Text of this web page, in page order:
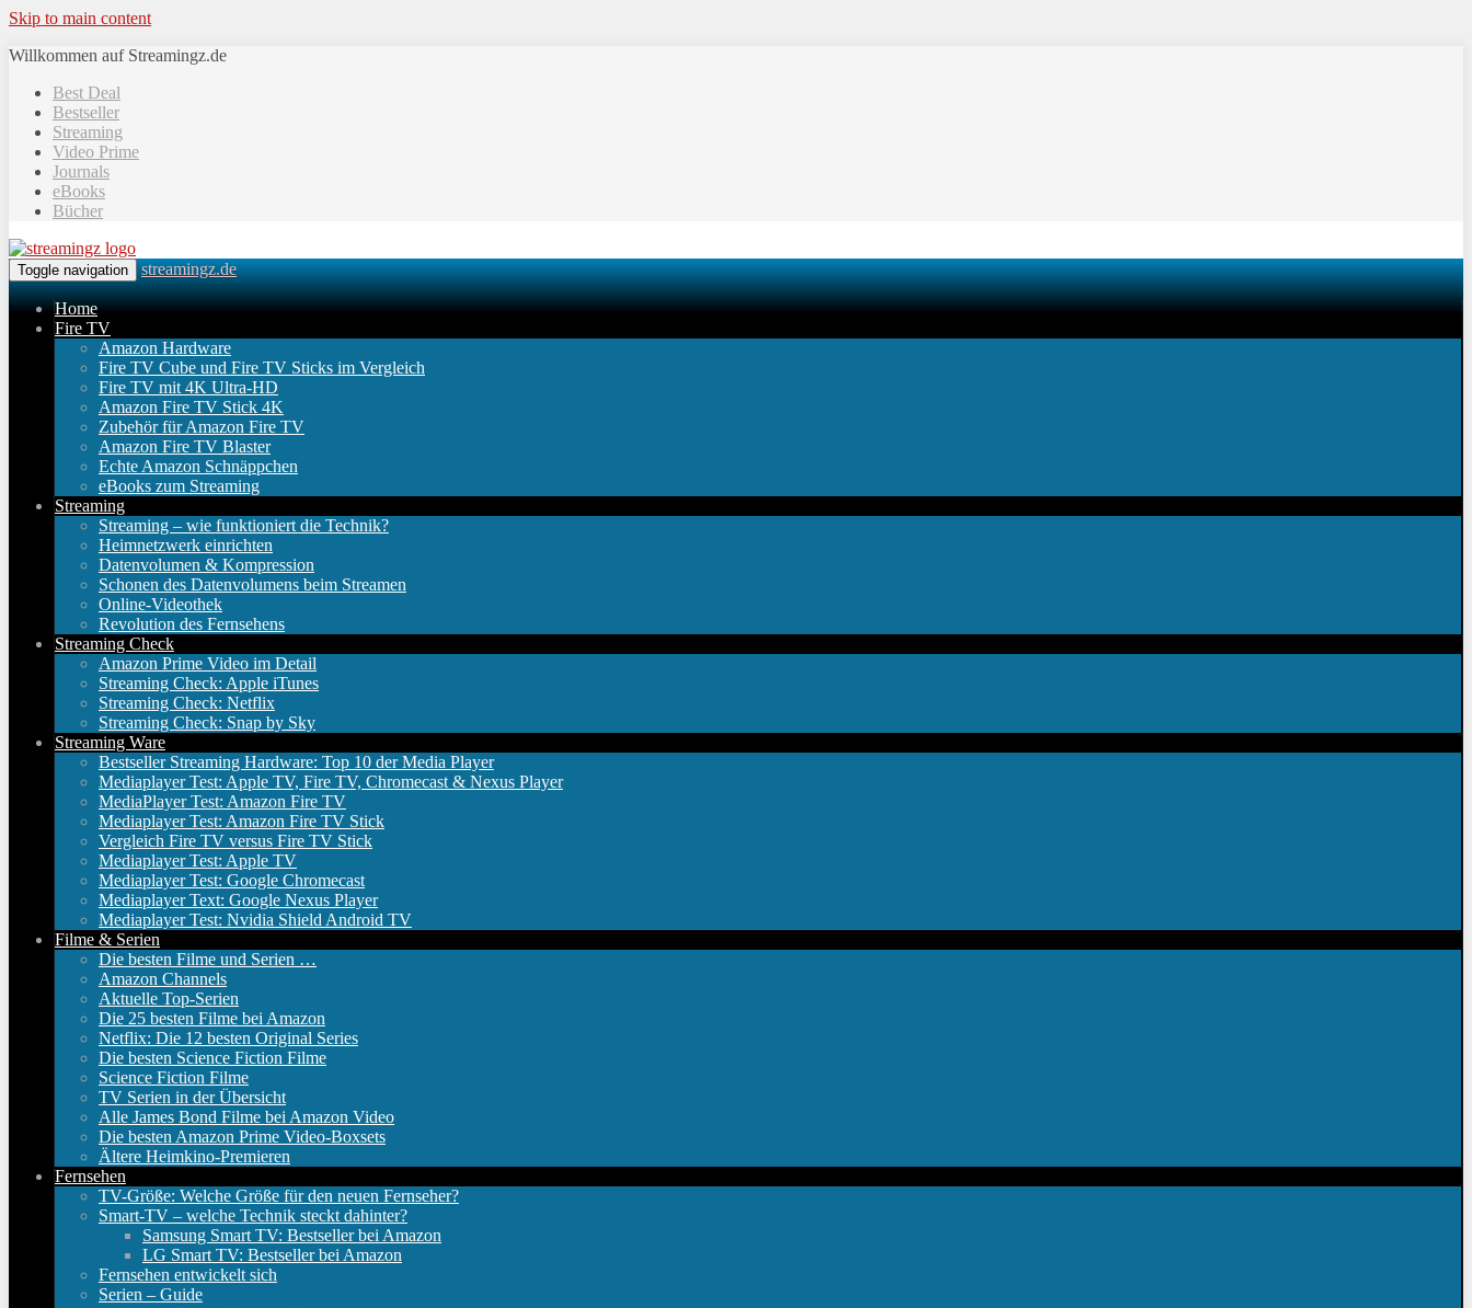
Skip to main content
Willkommen auf Streamingz.de
Best Deal
Bestseller
Streaming
Video Prime
Journals
eBooks
Bücher
Toggle navigation streamingz.de
Home
Fire TV
Amazon Hardware
Fire TV Cube und Fire TV Sticks im Vergleich
Fire TV mit 4K Ultra-HD
Amazon Fire TV Stick 4K
Zubehör für Amazon Fire TV
Amazon Fire TV Blaster
Echte Amazon Schnäppchen
eBooks zum Streaming
Streaming
Streaming – wie funktioniert die Technik?
Heimnetzwerk einrichten
Datenvolumen & Kompression
Schonen des Datenvolumens beim Streamen
Online-Videothek
Revolution des Fernsehens
Streaming Check
Amazon Prime Video im Detail
Streaming Check: Apple iTunes
Streaming Check: Netflix
Streaming Check: Snap by Sky
Streaming Ware
Bestseller Streaming Hardware: Top 10 der Media Player
Mediaplayer Test: Apple TV, Fire TV, Chromecast & Nexus Player
MediaPlayer Test: Amazon Fire TV
Mediaplayer Test: Amazon Fire TV Stick
Vergleich Fire TV versus Fire TV Stick
Mediaplayer Test: Apple TV
Mediaplayer Test: Google Chromecast
Mediaplayer Text: Google Nexus Player
Mediaplayer Test: Nvidia Shield Android TV
Filme & Serien
Die besten Filme und Serien …
Amazon Channels
Aktuelle Top-Serien
Die 25 besten Filme bei Amazon
Netflix: Die 12 besten Original Series
Die besten Science Fiction Filme
Science Fiction Filme
TV Serien in der Übersicht
Alle James Bond Filme bei Amazon Video
Die besten Amazon Prime Video-Boxsets
Ältere Heimkino-Premieren
Fernsehen
TV-Größe: Welche Größe für den neuen Fernseher?
Smart-TV – welche Technik steckt dahinter?
Samsung Smart TV: Bestseller bei Amazon
LG Smart TV: Bestseller bei Amazon
Fernsehen entwickelt sich
Serien – Guide